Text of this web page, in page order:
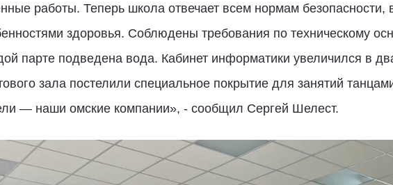
работы. Теперь школа отвечает всем нормам безопасности,
здоровья. Соблюдены требования по техническому
парте подведена вода. Кабинет информатики увеличился в
зала постелили специальное покрытие для занятий
— наши омские компании», - сообщил Сергей Шелест.